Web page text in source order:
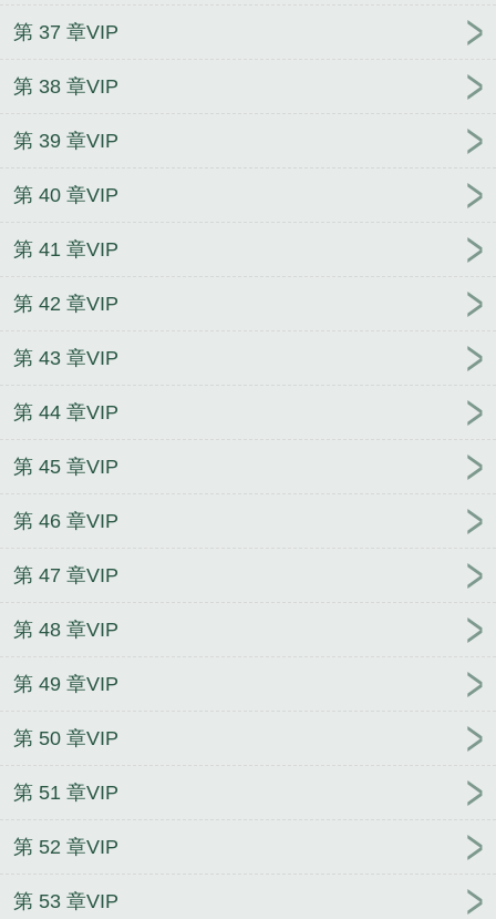
第 37 章VIP
第 38 章VIP
第 39 章VIP
第 40 章VIP
第 41 章VIP
第 42 章VIP
第 43 章VIP
第 44 章VIP
第 45 章VIP
第 46 章VIP
第 47 章VIP
第 48 章VIP
第 49 章VIP
第 50 章VIP
第 51 章VIP
第 52 章VIP
第 53 章VIP